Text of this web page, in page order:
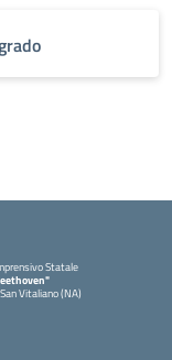
Statale
Vitaliano (NA)